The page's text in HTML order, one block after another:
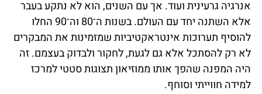
אנרגיה גרעינית ועוד. אך עם השנים, הוא לא נתקע בעבר
אלא השתנה יחד עם העולם. בשנות ה־80 וה־90 החלו
להוסיף תערוכות אינטראקטיביות שמזמינות את המבקרים
לא רק להסתכל אלא גם לגעת, לחקור ולבדוק בעצמם. זה
היה המפנה שהפך אותו ממוזיאון תצוגות סטטי למרכז
למידה חווייתי וסוחף.